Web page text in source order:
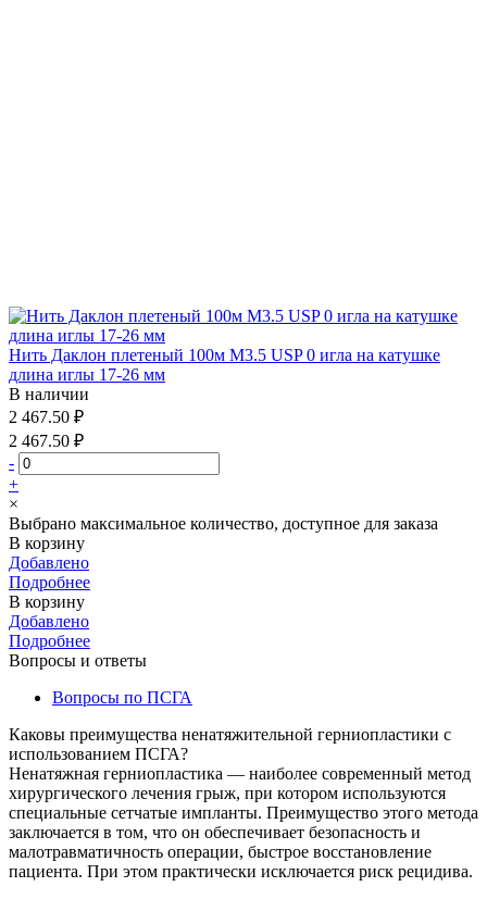
Нить Даклон плетеный 100м М3.5 USP 0 игла на катушке
длина иглы 17-26 мм
В наличии
2 467.50 ₽
2 467.50 ₽
-
+
×
Выбрано максимальное количество, доступное для заказа
В корзину
Добавлено
Подробнее
В корзину
Добавлено
Подробнее
Вопросы и ответы
Вопросы по ПСГА
Каковы преимущества ненатяжительной герниопластики с
использованием ПСГА?
Ненатяжная герниопластика — наиболее современный метод
хирургического лечения грыж, при котором используются
специальные сетчатые импланты. Преимущество этого метода
заключается в том, что он обеспечивает безопасность и
малотравматичность операции, быстрое восстановление
пациента. При этом практически исключается риск рецидива.